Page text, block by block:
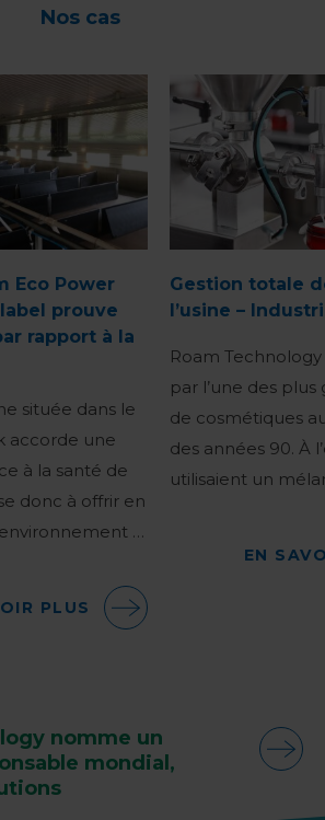
Nos cas
Eco Power
prouve
rapport à la
située dans le
accorde une
à la santé de
donc à offrir en
…
PLUS
Gestion totale
l’usine –
Roam
par l’une des
de cosmétiques
des années 90. À
utilisaient un
EN
nomme un
mondial,